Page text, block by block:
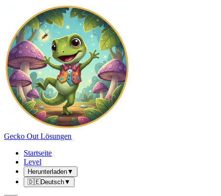
Gecko Out Lösungen
Startseite
Level
Herunterladen▼
🇩🇪Deutsch▼